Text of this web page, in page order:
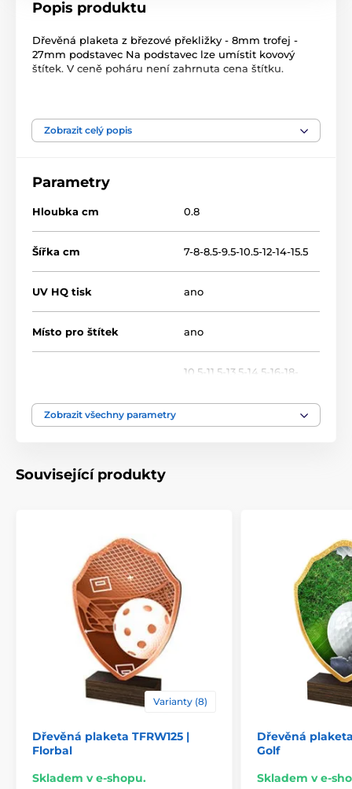
Popis produktu
Dřevěná plaketa z březové překližky - 8mm trofej -
27mm podstavec Na podstavec lze umístit kovový
štítek. V ceně poháru není zahrnuta cena štítku.
Snowboard Zimní sporty
Zobrazit celý popis
Parametry
Hloubka cm 0.8
Šířka cm 7-8-8.5-9.5-10.5-12-14-15.5
UV HQ tisk ano
Místo pro štítek ano
10.5-11.5-13.5-14.5-16-18-
Motiv Snowboard
Typ ocenění
Způsob personalizace
Zobrazit všechny parametry
Související produkty
Varianty (8)
Dřevěná plaketa TFRW125 |
Florbal
Skladem v e-shopu.
Dřevěná
Golf
Skladem v e-